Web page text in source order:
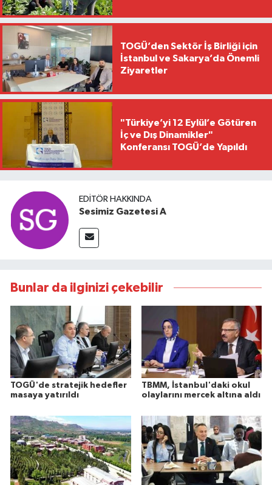
TOGÜ’den Sektör İş Birliği için
İstanbul ve Sakarya’da Önemli
Ziyaretler
"Türkiye’yi 12 Eylül’e Götüren
İç ve Dış Dinamikler"
Konferansı TOGÜ’de Yapıldı
EDITÖR HAKKINDA
Sesimiz Gazetesi A
Bunlar da ilginizi çekebilir
TOGÜ'de stratejik hedefler
masaya yatırıldı
TBMM, İstanbul'daki okul
olaylarını mercek altına aldı